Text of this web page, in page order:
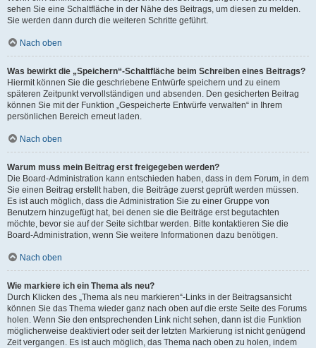
sehen Sie eine Schaltfläche in der Nähe des Beitrags, um diesen zu melden.
Sie werden dann durch die weiteren Schritte geführt.
Nach oben
Was bewirkt die „Speichern“-Schaltfläche beim Schreiben eines Beitrags?
Hiermit können Sie die geschriebene Entwürfe speichern und zu einem
späteren Zeitpunkt vervollständigen und absenden. Den gesicherten Beitrag
können Sie mit der Funktion „Gespeicherte Entwürfe verwalten“ in Ihrem
persönlichen Bereich erneut laden.
Nach oben
Warum muss mein Beitrag erst freigegeben werden?
Die Board-Administration kann entschieden haben, dass in dem Forum, in dem
Sie einen Beitrag erstellt haben, die Beiträge zuerst geprüft werden müssen.
Es ist auch möglich, dass die Administration Sie zu einer Gruppe von
Benutzern hinzugefügt hat, bei denen sie die Beiträge erst begutachten
möchte, bevor sie auf der Seite sichtbar werden. Bitte kontaktieren Sie die
Board-Administration, wenn Sie weitere Informationen dazu benötigen.
Nach oben
Wie markiere ich ein Thema als neu?
Durch Klicken des „Thema als neu markieren“-Links in der Beitragsansicht
können Sie das Thema wieder ganz nach oben auf die erste Seite des Forums
holen. Wenn Sie den entsprechenden Link nicht sehen, dann ist die Funktion
möglicherweise deaktiviert oder seit der letzten Markierung ist nicht genügend
Zeit vergangen. Es ist auch möglich, das Thema nach oben zu holen, indem